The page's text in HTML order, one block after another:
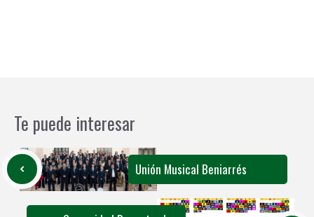
Te puede interesar
Unión Musical Beniarrés